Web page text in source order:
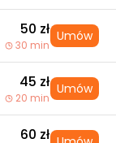
50 zł
30 min
Umów
45 zł
20 min
Umów
60 zł